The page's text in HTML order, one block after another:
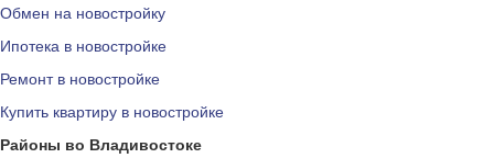
Обмен на новостройку
Ипотека в новостройке
Ремонт в новостройке
Купить квартиру в новостройке
Районы во Владивостоке